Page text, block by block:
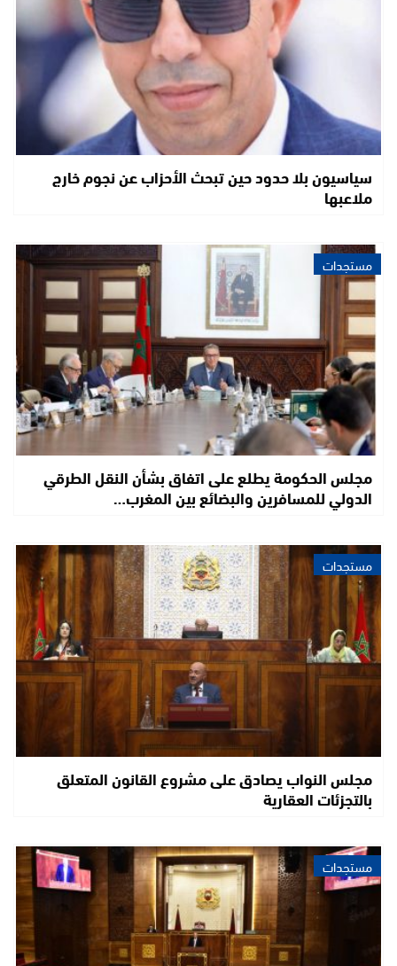
سياسيون بلا حدود حين تبحث الأحزاب عن نجوم خارج
ملاعبها
مستجدات
مجلس الحكومة يطلع على اتفاق بشأن النقل الطرقي
الدولي للمسافرين والبضائع بين المغرب…
مستجدات
مجلس النواب يصادق على مشروع القانون المتعلق
بالتجزئات العقارية
مستجدات